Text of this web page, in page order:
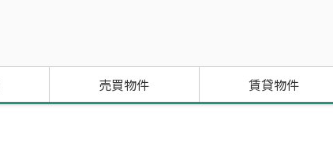
売買物件 賃貸物件